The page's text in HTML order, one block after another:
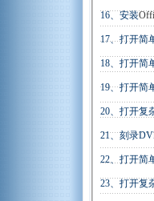
16、安装
17、打开简
18、打开简
19、打开简
20、打开复
21、刻录
22、打开简
23、打开复